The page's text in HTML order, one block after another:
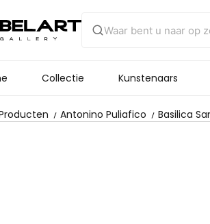
Collectie Kunstenaars
Antonino Puliafico Basilica